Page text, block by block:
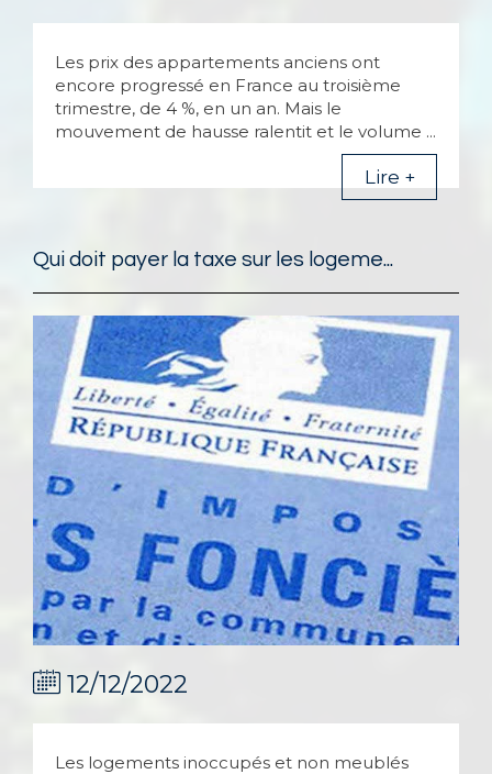
Les prix des appartements anciens ont
encore progressé en France au troisième
trimestre, de 4 %, en un an. Mais le
mouvement de hausse ralentit et le volume ...
Lire +
Qui doit payer la taxe sur les logeme...
12/12/2022
Les logements inoccupés et non meublés